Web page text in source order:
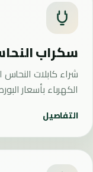
سكراب
شراء كابلات
الكهرباء بأسعار
التفاصيل